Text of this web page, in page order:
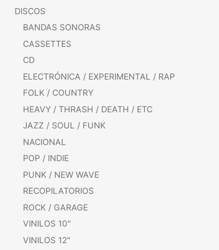
DISCOS
BANDAS SONORAS
CASSETTES
CD
ELECTRÓNICA / EXPERIMENTAL / RAP
FOLK / COUNTRY
HEAVY / THRASH / DEATH / ETC
JAZZ / SOUL / FUNK
NACIONAL
POP / INDIE
PUNK / NEW WAVE
RECOPILATORIOS
ROCK / GARAGE
VINILOS 10"
VINILOS 12"